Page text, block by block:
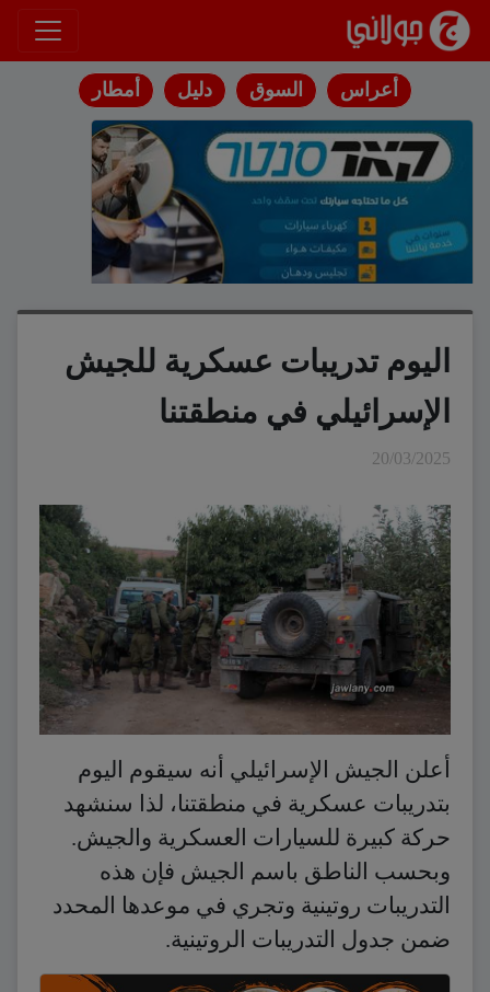
انتقل إلى المحتوى
أعراس السوق دليل أمطار
اليوم تدريبات عسكرية للجيش
الإسرائيلي في منطقتنا
20/03/2025
أعلن الجيش الإسرائيلي أنه سيقوم اليوم
بتدريبات عسكرية في منطقتنا، لذا سنشهد
حركة كبيرة للسيارات العسكرية والجيش.
وبحسب الناطق باسم الجيش فإن هذه
التدريبات روتينية وتجري في موعدها المحدد
ضمن جدول التدريبات الروتينية.